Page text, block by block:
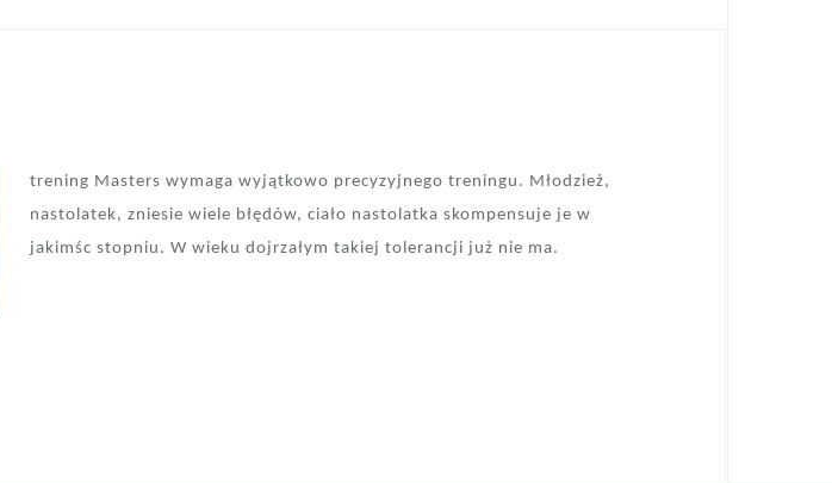
trening Masters wymaga wyjątkowo precyzyjnego treningu. Młodzież,
nastolatek, zniesie wiele błędów, ciało nastolatka skompensuje je w
jakimśc stopniu. W wieku dojrzałym takiej tolerancji już nie ma.